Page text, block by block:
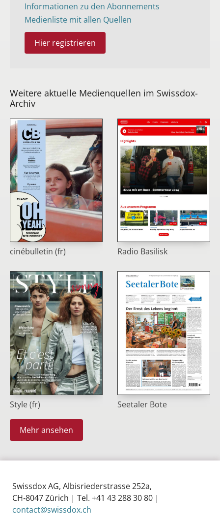
Informationen zu den Abonnements
Medienliste mit allen Quellen
Hier registrieren
Weitere aktuelle Medienquellen im Swissdox-
Archiv
cinébulletin (fr) Radio Basilisk
Style (fr) Seetaler Bote
Mehr ansehen
Swissdox AG, Albisriederstrasse 252a,
CH‑8047 Zürich | Tel. +41 43 288 30 80 |
contact@swissdox.ch